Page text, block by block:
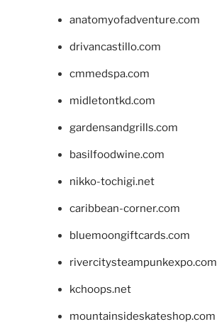
anatomyofadventure.com
drivancastillo.com
cmmedspa.com
midletontkd.com
gardensandgrills.com
basilfoodwine.com
nikko-tochigi.net
caribbean-corner.com
bluemoongiftcards.com
rivercitysteampunkexpo.com
kchoops.net
mountainsideskateshop.com